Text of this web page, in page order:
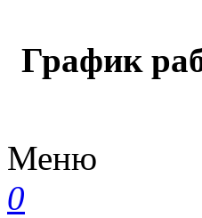
График
Меню
0